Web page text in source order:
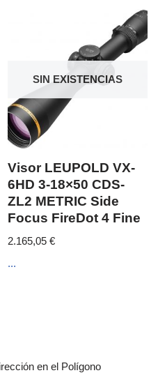
SIN EXISTENCIAS
Visor LEUPOLD VX-
6HD 3-18×50 CDS-
ZL2 METRIC Side
Focus FireDot 4 Fine
2.165,05€
...
en el Polígono